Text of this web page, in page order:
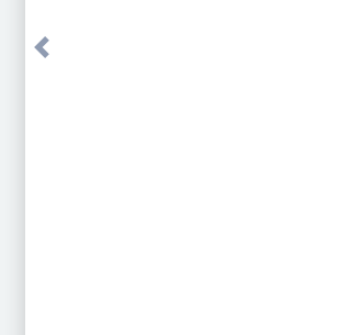
Previous